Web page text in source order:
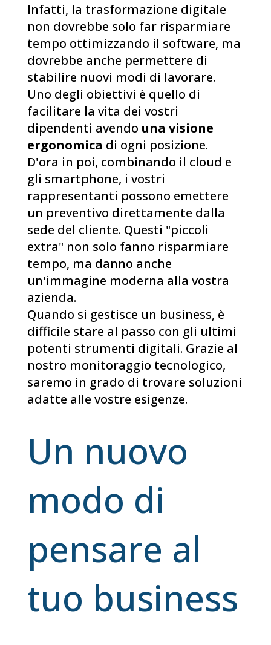
Infatti, la trasformazione digitale
non dovrebbe solo far risparmiare
tempo ottimizzando il software, ma
dovrebbe anche permettere di
stabilire nuovi modi di lavorare.
Uno degli obiettivi è quello di
facilitare la vita dei vostri
dipendenti avendo una visione
ergonomica di ogni posizione.
D'ora in poi, combinando il cloud e
gli smartphone, i vostri
rappresentanti possono emettere
un preventivo direttamente dalla
sede del cliente. Questi "piccoli
extra" non solo fanno risparmiare
tempo, ma danno anche
un'immagine moderna alla vostra
azienda.
Quando si gestisce un business, è
difficile stare al passo con gli ultimi
potenti strumenti digitali. Grazie al
nostro monitoraggio tecnologico,
saremo in grado di trovare soluzioni
adatte alle vostre esigenze.
Un nuovo
modo di
pensare al
tuo business